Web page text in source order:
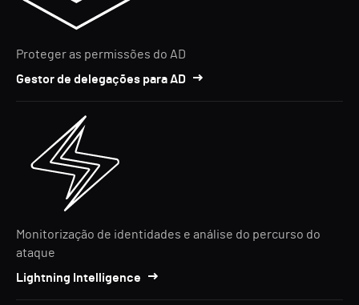
Proteger as permissões do AD
Gestor de delegações para AD
Monitorização de identidades e análise do percurso do
ataque
Lightning Intelligence